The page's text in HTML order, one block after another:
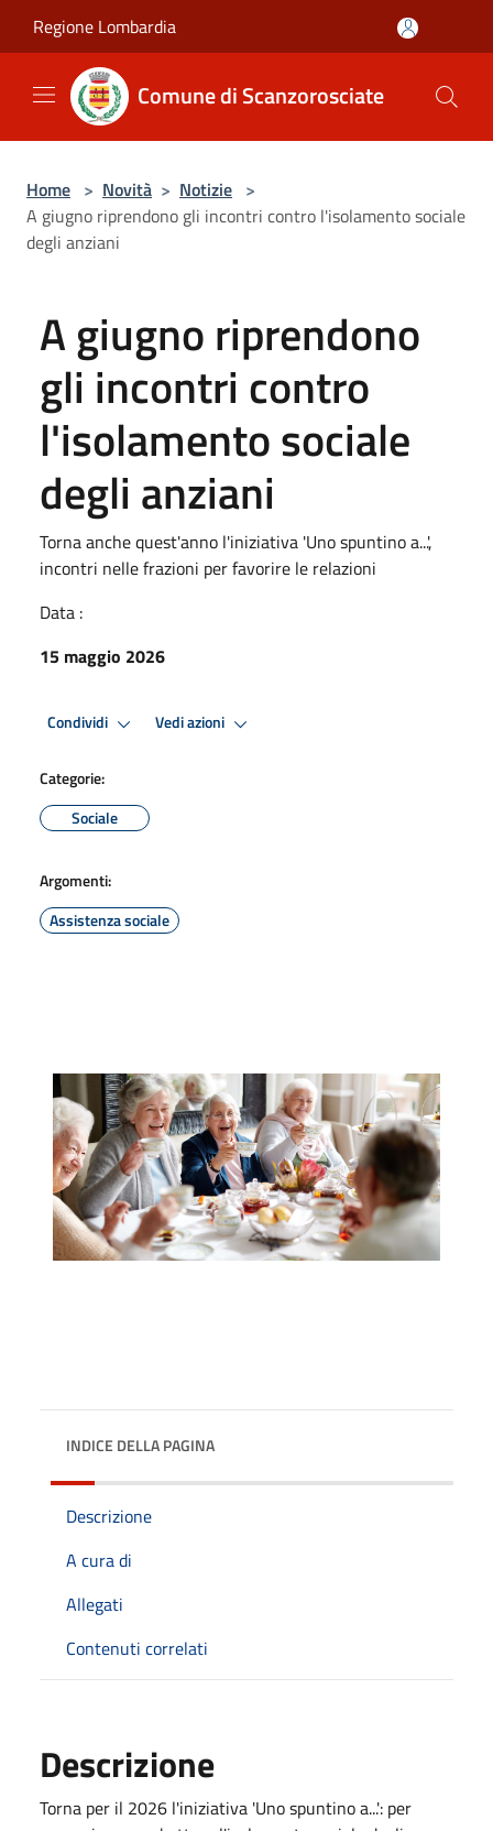
Regione Lombardia
Comune di Scanzorosciate
Home > Novità > Notizie >
A giugno riprendono gli incontri contro l'isolamento sociale
degli anziani
A giugno riprendono
gli incontri contro
l'isolamento sociale
degli anziani
Torna anche quest'anno l'iniziativa 'Uno spuntino a...',
incontri nelle frazioni per favorire le relazioni
Data :
15 maggio 2026
Condividi Vedi azioni
Categorie:
Sociale
Argomenti:
Assistenza sociale
INDICE DELLA PAGINA
Descrizione
A cura di
Allegati
Contenuti correlati
Descrizione
Torna per il 2026 l'iniziativa 'Uno spuntino a...': per